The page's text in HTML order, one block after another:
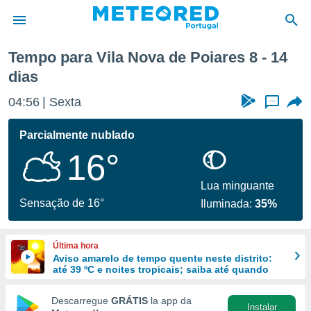
da
foi
para
fornecidas
e
forma
Tempo para Vila Nova de Poiares 8 - 14
dias
04:56 Sexta ...
Parcialmente nublado
16°
Sensação de 16°
Lua minguante
Iluminada:35%
Última hora
Aviso amarelo de tempo quente neste distrito:
até 39 ºC e noites tropicais; saiba até quando
Descarregue GRÁTIS la app da
Instalar